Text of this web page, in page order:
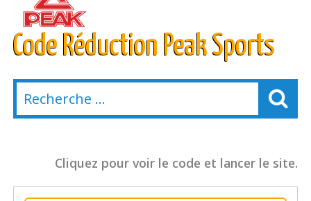
Code Réduction Peak Sports
Cliquez pour voir le code et lancer le site.